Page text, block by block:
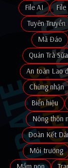
File AI File
Tuyên Truyền
Mã Đáo
Quán Trà Sữa
An toàn Lao
Chứng nhận
Biển hiệu
Nông thôn
Đoàn Kết
Môi trường